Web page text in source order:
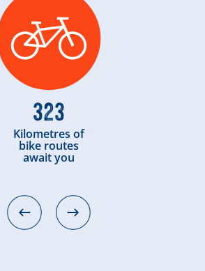
325
Kilometres of
bike routes
await you